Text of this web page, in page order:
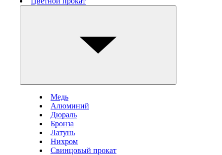
Медь
Алюминий
Дюраль
Бронза
Латунь
Нихром
Свинцовый прокат